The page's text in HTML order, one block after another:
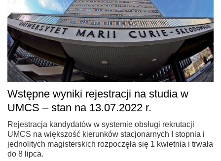
Wstępne wyniki rejestracji na studia w
UMCS – stan na 13.07.2022 r.
Rejestracja kandydatów w systemie obsługi rekrutacji
UMCS na większość kierunków stacjonarnych I stopnia i
jednolitych magisterskich rozpoczęła się 1 kwietnia i trwała
do 8 lipca.